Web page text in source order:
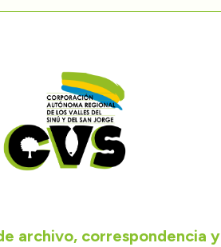
archivo, correspondencia y